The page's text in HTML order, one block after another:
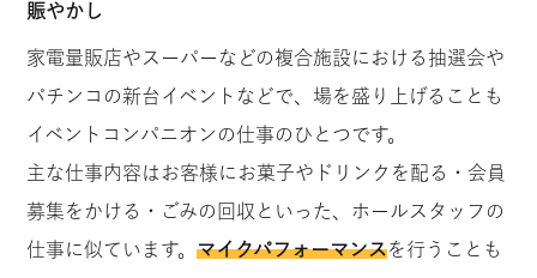
賑やかし
家電量販店やスーパーなどの複合施設における抽選会や
パチンコの新台イベントなどで、場を盛り上げることも
イベントコンパニオンの仕事のひとつです。
主な仕事内容はお客様にお菓子やドリンクを配る・会員
募集をかける・ごみの回収といった、ホールスタッフの
仕事に似ています。マイクパフォーマンスを行うことも